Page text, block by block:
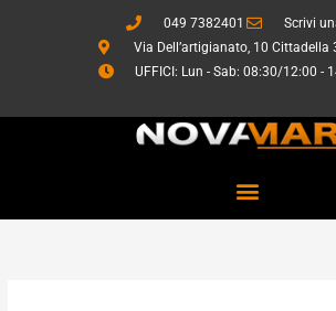
049 7382401
Scrivi
Via Dell’artigianato, 10 Cittadella
UFFICI: Lun - Sab: 08:30/12:00 -